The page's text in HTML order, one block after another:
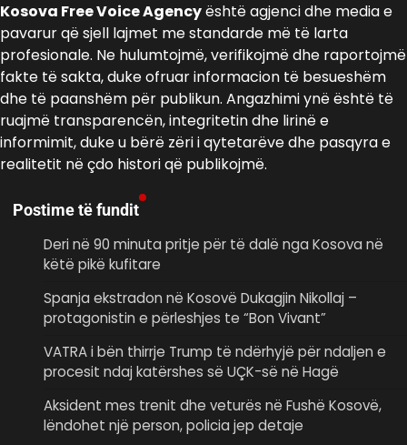
Kosova Free Voice Agencyështë agjenci dhe media e
pavarur që sjell lajmet me standarde më të larta
profesionale. Ne hulumtojmë, verifikojmë dhe raportojmë
fakte të sakta, duke ofruar informacion të besueshëm
dhe të paanshëm për publikun. Angazhimi ynë është të
ruajmë transparencën, integritetin dhe lirinë e
informimit, duke u bërë zëri i qytetarëve dhe pasqyra e
realitetit në çdo histori që publikojmë.
Postime të fundit
Deri në 90 minuta pritje për të dalë nga Kosova në
këtë pikë kufitare
Spanja ekstradon në Kosovë Dukagjin Nikollaj –
protagonistin e përleshjes te “Bon Vivant”
VATRA i bën thirrje Trump të ndërhyjë për ndaljen e
procesit ndaj katërshes së UÇK-së në Hagë
Aksident mes trenit dhe veturës në Fushë Kosovë,
lëndohet një person, policia jep detaje